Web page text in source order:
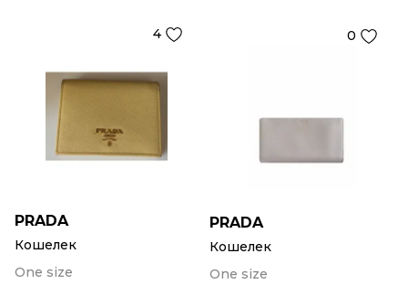
4
PRADA
Кошелек
One size
0
PRADA
Кошелек
One size